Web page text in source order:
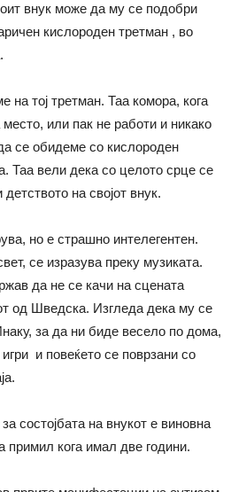
внук може да му се подобри
кислороден третман , во
на тој третман. Таа комора, кога
или пак не работи и никако
се обидеме со кислороден
Таа вели дека со целото срце се
на својот внук.
но е страшно интелегентен.
се изразува преку музиката.
да не се качи на сцената
од Шведска. Изгледа дека му се
за да ни биде весело по дома,
и повеќето се поврзани со
состојбата на внукот е виновна
примил кога имал две години.